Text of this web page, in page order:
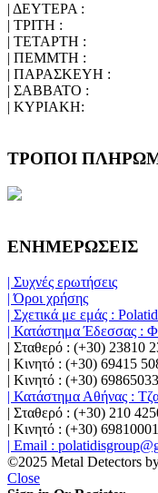
| ΔΕΥΤΕΡΑ :
| ΤΡΙΤΗ :
| ΤΕΤΑΡΤΗ :
| ΠΕΜΜΤΗ :
| ΠΑΡΑΣΚΕΥΗ :
| ΣΑΒΒΑΤΟ :
| ΚΥΡΙΑΚΗ:
ΤΡΟΠΟΙ
ΕΝΗΜΕΡΩΣΕΙΣ
| Συχνές ερωτήσεις
| Όροι χρήσης
| Σχετικά με εμάς :
| Κατάστημα Έδεσσας :
| Σταθερό : (+30) 23810
| Κινητό : (+30) 69415
| Κινητό : (+30)
| Κατάστημα Αθήνας :
| Σταθερό : (+30) 210
| Κινητό : (+30)
| Email :
©2025 Metal Detectors
Close